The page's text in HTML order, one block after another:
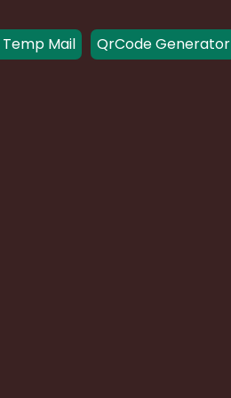
Temp Mail QrCode Generator